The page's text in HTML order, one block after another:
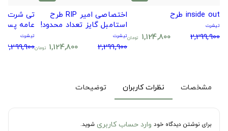
inside out طرح
تیشرت
2,299,900
1,124,800 تومان
اختصاصی امیر RIP طرح
استامبل گایز تعداد محدود!
تیشرت
2,299,900
1,124,800 تومان
تی شرت
عامه پسند
تیشرت
2,299,900
مشخصات نظرات کاربران توضیحات
برای نوشتن دیدگاه خود وارد حساب کاربری شوید.